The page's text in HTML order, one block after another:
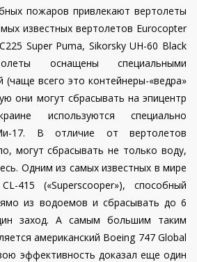
пожаров привлекают вертолеты
известных вертолетов Eurocopter
Super Puma, Sikorsky UH-60 Black
оснащены специальными
(чаще всего это контейнеры-«ведра»
они могут сбрасывать на эпицентр
используются специально
17. В отличие от вертолетов
могут сбрасывать не только воду,
Одним из самых известных в мире
415 («Superscooper»), способный
из водоемов и сбрасывать до 6
заход. А самым большим таким
американский Boeing 747 Global
эффективность доказал еще один